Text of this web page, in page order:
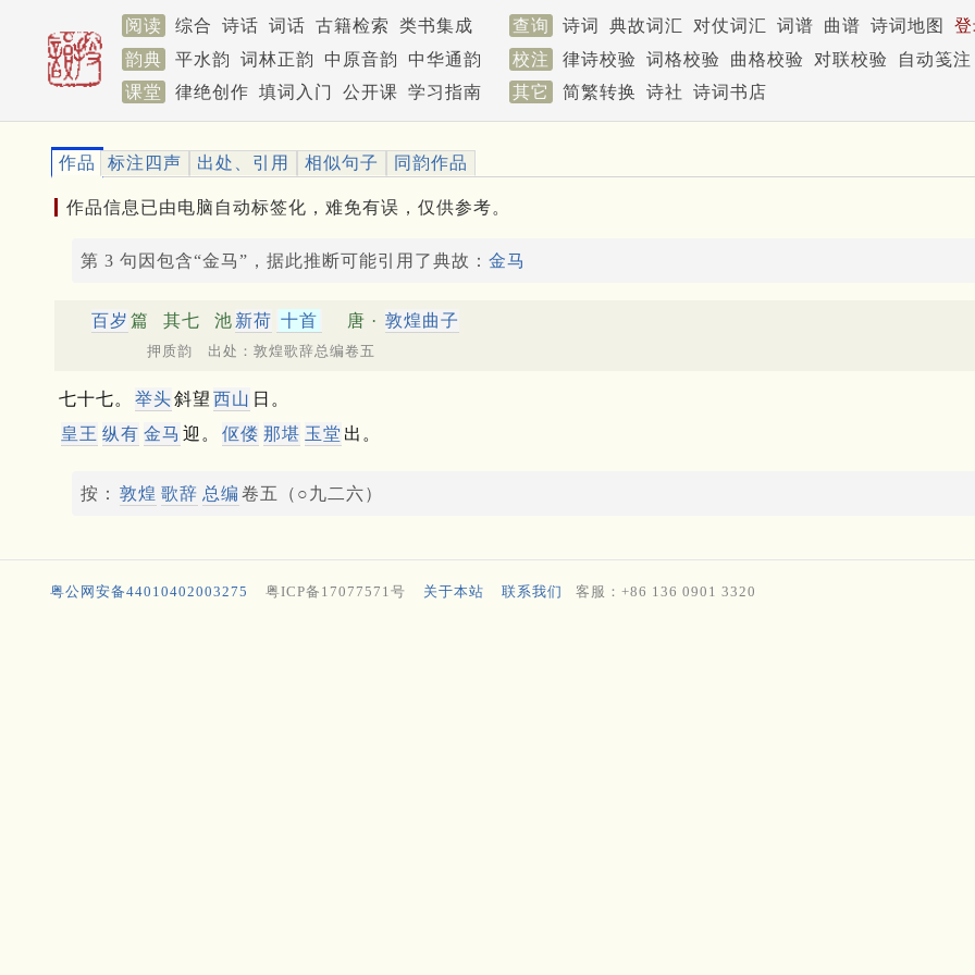
阅读 综合 诗话 词话 古籍检索 类书集成 查询 诗词 典故词汇 对仗词汇 词谱 曲谱 诗词地图
韵典
平水韵 词林正韵 中原音韵 中华通韵 校注 律诗校验 词格校验 曲格校验 对联校验
自动笺注
课堂
律绝创作 填词入门 公开课 学习指南 其它 简繁转换 诗社 诗词书店
作品 标注四声 出处、引用 相似句子 同韵作品
作品信息已由电脑自动标签化，难免有误，仅供参考。
第 3 句因包含“金马”，据此推断可能引用了典故： 金马
百岁 篇 其七 池 新荷 十首 唐 · 敦煌曲子
押质韵 出处：敦煌歌辞总编卷五
七十七。 举头斜望 西山 日。
皇王 纵有 金马 迎。 伛偻 那堪 玉堂 出。
按： 敦煌 歌辞 总编 卷五（○九二六）
粤公网安备44010402003275 粤ICP备17077571号 关于本站 联系我们 客服：+86 136 0901 3320